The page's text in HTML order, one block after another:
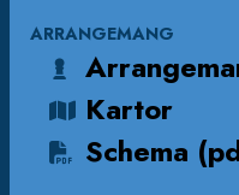
ARRANGEMANG
Kartor
Schema